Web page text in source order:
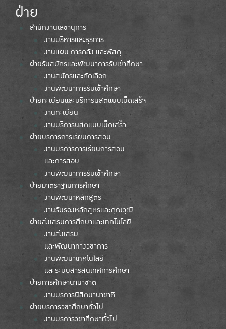
ฝ่าย
สำนักงานเลขานุการ
งานบริหารและธุรการ
งานแผน การคลัง และพัสดุ
ฝ่ายรับสมัครและพัฒนาการรับเข้าศึกษา
งานสมัครและคัดเลือก
งานพัฒนาการรับเข้าศึกษา
ฝ่ายทะเบียนและบริการนิสิตแบบเบ็ดเสร็จ
งานทะเบียน
งานบริการนิสิตแบบเบ็ดเสร็จ
ฝ่ายบริการการเรียนการสอน
งานบริการการเรียนการสอน
และการสอบ
งานพัฒนาการรับเข้าศึกษา
ฝ่ายมาตราฐานการศึกษา
งานพัฒนาหลักสูตร
งานรับรองหลักสูตรและคุณวุฒิ
ฝ่ายส่งเสริมการศึกษาและเทคโนโลยี
งานส่งเสริม
และพัฒนาทางวิชาการ
งานพัฒนาเทคโนโลยี
และระบบสารสนเทศการศึกษา
ฝ่ายการศึกษานานาชาติ
งานบริการนิสิตนานาชาติ
ฝ่ายบริการวิชาศึกษาทั่วไป
งานบริการวิชาศึกษาทั่วไป